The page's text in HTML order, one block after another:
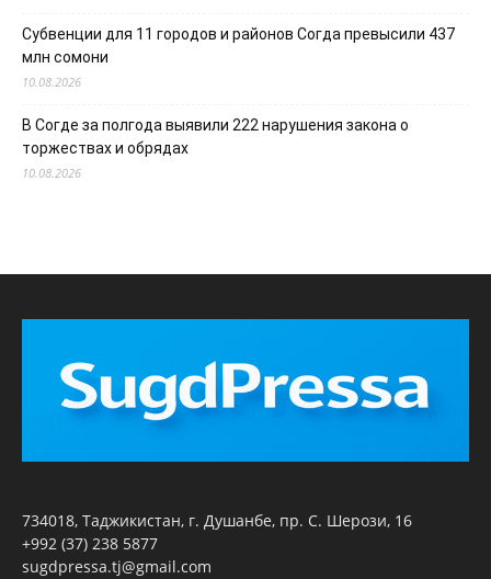
Субвенции для 11 городов и районов Согда превысили 437
млн сомони
10.08.2026
В Согде за полгода выявили 222 нарушения закона о
торжествах и обрядах
10.08.2026
734018, Таджикистан, г. Душанбе, пр. С. Шерози, 16
+992 (37) 238 5877
sugdpressa.tj@gmail.com